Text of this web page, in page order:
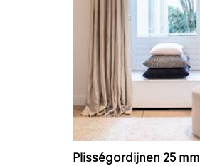
Plisségordijnen 25 mm